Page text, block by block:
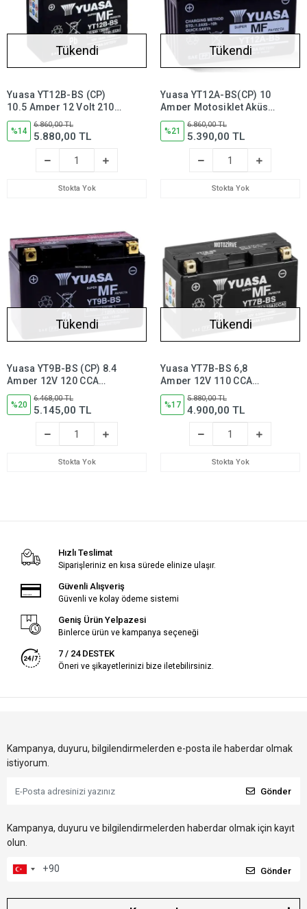
Tükendi
Yuasa YT12B-BS (CP)
10.5 Amper 12 Volt 210
CCA Motosiklet Aküsü
(Bakım
Gerektirmez),yt12bbs
%14
6.860,00 TL
5.880,00 TL
Stokta Yok
Tükendi
Yuasa YT12A-BS(CP) 10
Amper Motosiklet Aküsü,
175 CCA Bakım
Gerektirmez, yt12a bs
%21
6.860,00 TL
5.390,00 TL
Stokta Yok
Tükendi
Yuasa YT9B-BS (CP) 8.4
Amper 12V 120 CCA
Motosiklet Aküsü (Bakım
Gerektirmez),yt9bbs
%20
6.468,00 TL
5.145,00 TL
Stokta Yok
Tükendi
Yuasa YT7B-BS 6,8
Amper 12V 110 CCA
Motosiklet Aküsü (Bakım
Gerektirmez),yt7bbs
%17
5.880,00 TL
4.900,00 TL
Stokta Yok
Hızlı Teslimat
Siparişleriniz en kısa sürede elinize ulaşır.
Güvenli Alışveriş
Güvenli ve kolay ödeme sistemi
Geniş Ürün Yelpazesi
Binlerce ürün ve kampanya seçeneği
7 / 24 DESTEK
Öneri ve şikayetlerinizi bize iletebilirsiniz.
Kampanya, duyuru, bilgilendirmelerden e-posta ile haberdar olmak
istiyorum.
Gönder
Kampanya, duyuru ve bilgilendirmelerden haberdar olmak için kayıt
olun.
Gönder